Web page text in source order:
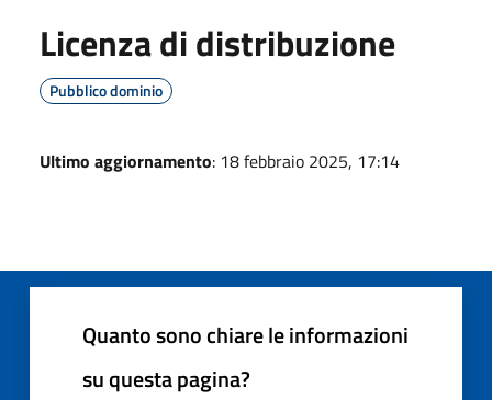
Licenza di distribuzione
Pubblico dominio
Ultimo aggiornamento: 18 febbraio 2025, 17:14
Quanto sono chiare le informazioni
su questa pagina?